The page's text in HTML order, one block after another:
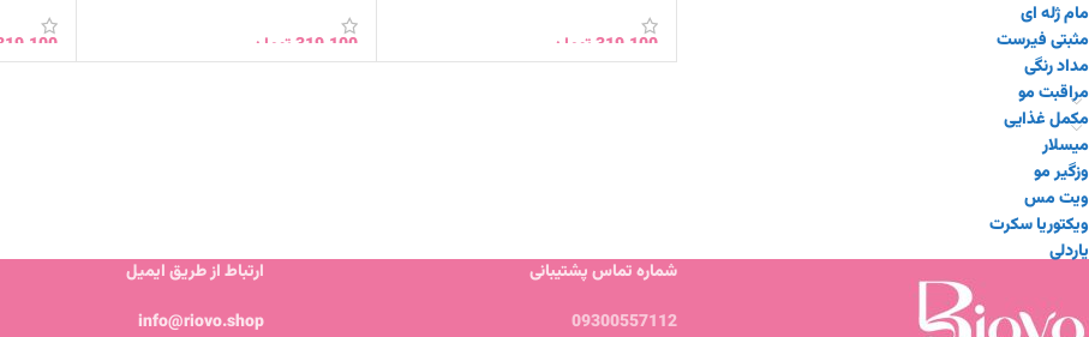
مام ژله ای
مثبتی فیرست
مداد رنگی
مراقبت مو
مکمل غذایی
میسلار
وزگیر مو
ویت مس
ویکتوریا سکرت
یاردلی
319,100تومان 319,100تومان
شماره تماس پشتیبانی
09300557112
ارتباط از طریق ایمیل
info@riovo.shop